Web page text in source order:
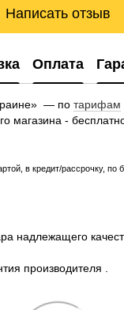
Написать отзыв
Оплата
— по тарифам
магазина -
в кредит/рассрочку, по
надлежащего
производителя .